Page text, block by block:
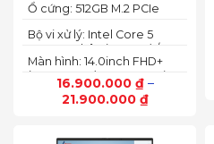
16.900.000 ₫–
21.900.000 ₫
Màn hình: 14.0inch FHD+
(1920 x 1200) 60Hz,250 nits
Bộ vi xử lý: Intel Core 5
120U, 10 nhân (2P + 8E) / 12
luồng
Ổ cứng: 512GB M.2 PCIe